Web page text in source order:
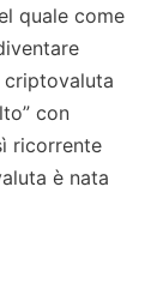
quale come
con
ricorrente
è nata